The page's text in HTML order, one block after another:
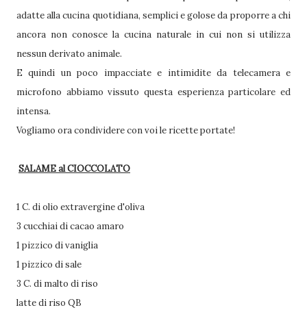
adatte alla cucina quotidiana, semplici e golose da proporre a chi
ancora non conosce la cucina naturale in cui non si utilizza
nessun derivato animale.
E quindi un poco impacciate e intimidite da telecamera e
microfono abbiamo vissuto questa esperienza particolare ed
intensa.
Vogliamo ora condividere con voi le ricette portate!
SALAME al CIOCCOLATO
1 C. di olio extravergine d'oliva
3 cucchiai di cacao amaro
1 pizzico di vaniglia
1 pizzico di sale
3 C. di malto di riso
latte di riso QB